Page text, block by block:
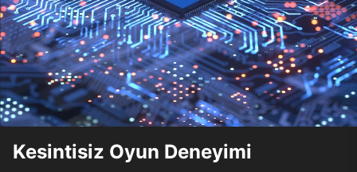
Kesintisiz Oyun Deneyimi